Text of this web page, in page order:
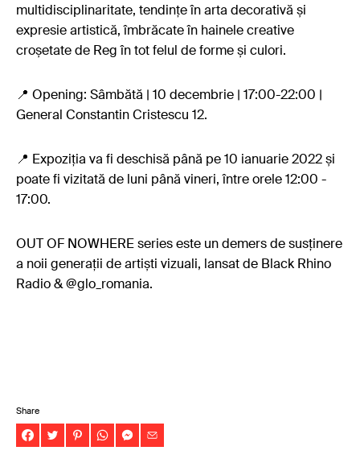
multidisciplinaritate, tendințe în arta decorativă și
expresie artistică, îmbrăcate în hainele creative
croșetate de Reg în tot felul de forme și culori.
📍 Opening: Sâmbătă | 10 decembrie | 17:00-22:00 |
General Constantin Cristescu 12.
📍 Expoziția va fi deschisă până pe 10 ianuarie 2022 și
poate fi vizitată de luni până vineri, între orele 12:00 -
17:00.
OUT OF NOWHERE series este un demers de susținere
a noii generații de artiști vizuali, lansat de Black Rhino
Radio & @glo_romania.
Share